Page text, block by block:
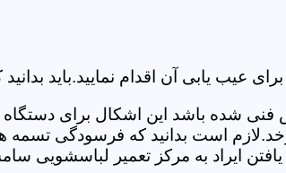
یابی آن اقدام نمایید.باید
فنی شده باشد این اشکال برای
است بدانید که فرسودگی تسمه ها
ایراد به مرکز تعمیر لباسشویی